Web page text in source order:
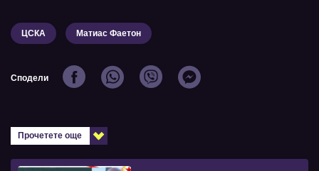
ЦСКА Матиас Фаетон
Сподели
Прочетете още